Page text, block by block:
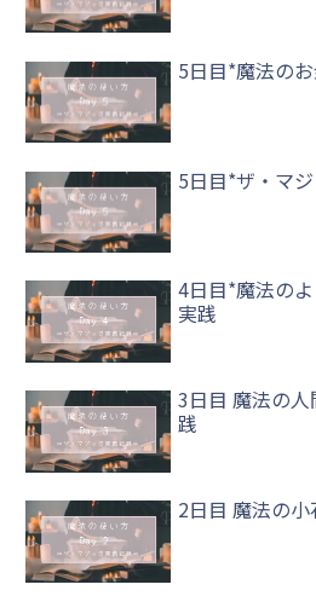
5日目*魔法の
5日目*ザ・マ
4日目*魔法の
実践
3日目 魔法の
践
2日目 魔法の